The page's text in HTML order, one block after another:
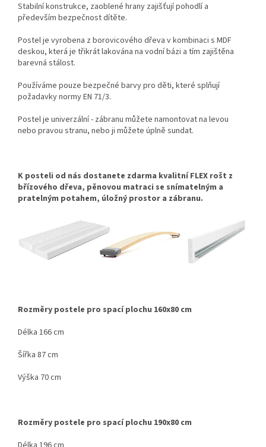
Stabilní konstrukce, zaoblené hrany zajišťují pohodlí a
především bezpečnost dítěte.
Postel je vyrobena z borovicového dřeva v kombinaci s MDF
deskou, která je třikrát lakována na vodní bázi a tím zajištěna
barevná stálost.
Používáme pouze bezpečné barvy pro děti, které splňují
požadavky normy EN 71/3.
Postel je univerzální - zábranu můžete namontovat na levou
nebo pravou stranu, nebo ji můžete úplně sundat.
K posteli od nás dostanete zdarma kvalitní FLEX rošt z
břízového dřeva, pěnovou matraci se snímatelným a
pratelným potahem, úložný prostor a zábranu.
Rozměry postele pro spací plochu 160x80 cm
Délka 166 cm
Šířka 87 cm
Výška 70 cm
Rozměry postele pro spací plochu 190x80 cm